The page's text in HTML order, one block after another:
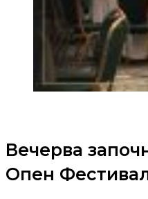
Вечерва
Опен